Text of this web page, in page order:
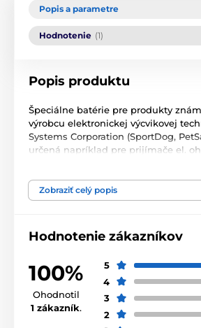
Popis a parametre
Hodnotenie (1)
Popis produktu
Špeciálne batérie pre produkty
výrobcu elektronickej výcvikovej
Systems Corporation (SportDog,
určená napríklad pre prijímače el.
Technické špecifikácie sa môžu
predchádzajúceho upozornenia.
Produkt je zaradený v
Príslušenstvo protištekacie obojky
Batérie Príslušenstvo
Zobraziť celý popis
Hodnotenie zákazníkov
100%
Ohodnotil
1 zákazník.
5
4
3
2